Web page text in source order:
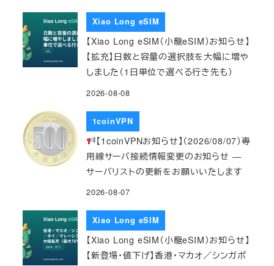
Xiao Long eSIM
【Xiao Long eSIM（小龍eSIM）お知らせ】
【拡充】日数と容量の選択肢を大幅に増や
しました（1日単位で選べる行き先も）
2026-08-08
1coinVPN
【1coinVPNお知らせ】（2026/08/07）専
用線サーバ接続情報変更のお知らせ ―
サーバリストの更新をお願いいたします
2026-08-07
Xiao Long eSIM
【Xiao Long eSIM（小龍eSIM）お知らせ】
【新登場・値下げ】香港・マカオ／シンガポ